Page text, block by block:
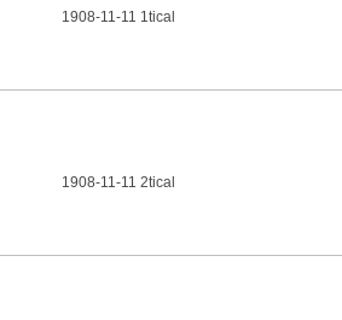
1908-11-11 1tical
1908-11-11 2tical